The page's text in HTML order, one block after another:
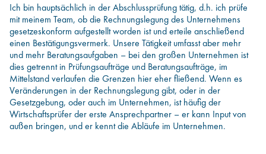
Ich bin hauptsächlich in der Abschlussprüfung tätig, d.h. ich prüfe
mit meinem Team, ob die Rechnungslegung des Unternehmens
gesetzeskonform aufgestellt worden ist und erteile anschließend
einen Bestätigungsvermerk. Unsere Tätigkeit umfasst aber mehr
und mehr Beratungsaufgaben – bei den großen Unternehmen ist
dies getrennt in Prüfungsaufträge und Beratungsaufträge, im
Mittelstand verlaufen die Grenzen hier eher fließend. Wenn es
Veränderungen in der Rechnungslegung gibt, oder in der
Gesetzgebung, oder auch im Unternehmen, ist häufig der
Wirtschaftsprüfer der erste Ansprechpartner – er kann Input von
außen bringen, und er kennt die Abläufe im Unternehmen.